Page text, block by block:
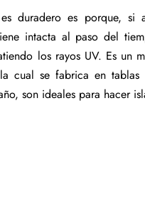
duradero es porque, si
intacta al paso del
los rayos UV. Es un
cual se fabrica en
son ideales para hacer